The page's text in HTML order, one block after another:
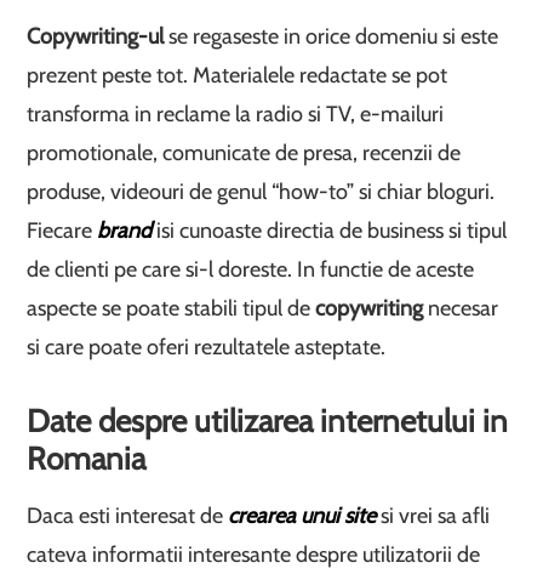
Copywriting-ulse regaseste in orice domeniu si este
prezent peste tot. Materialele redactate se pot
transforma in reclame la radio si TV, e-mailuri
promotionale, comunicate de presa, recenzii de
produse, videouri de genul “how-to” si chiar bloguri.
Fiecare brandisi cunoaste directia de business si tipul
de clienti pe care si-l doreste. In functie de aceste
aspecte se poate stabili tipul decopywritingnecesar
si care poate oferi rezultatele asteptate.
Date despre utilizarea internetului in
Romania
Daca esti interesat de crearea unui sitesi vrei sa afli
cateva informatii interesante despre utilizatorii de